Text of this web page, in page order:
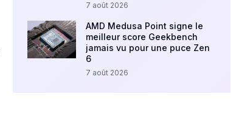
7 août 2026
AMD Medusa Point signe le
meilleur score Geekbench
jamais vu pour une puce Zen
6
7 août 2026